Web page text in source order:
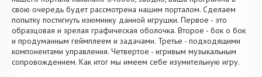
свою очередь будет рассмотрена нашим порталом. Сделаем
попытку постигнуть изюминку данной игрушки. Первое - это
образцовая и зрелая графическая оболочка. Второе - бок о бок
и продуманным геймплеем и задачами. Третье - подходящими
компонентами управления. Четвертое - игривым музыкальным
сопровождением. Как итог мы имеем себе изумительную игру.